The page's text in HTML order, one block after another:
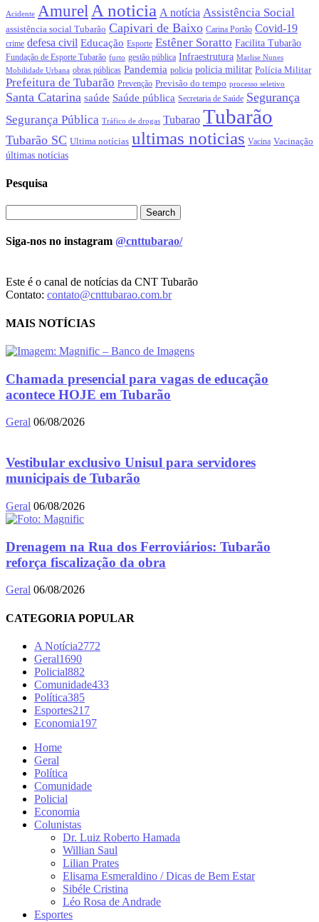
Acidente Amurel A noticia A notícia Assistência Social
assistência social Tubarão Capivari de Baixo Carina Portão Covid-19
crime defesa civil Educação Esporte Estêner Soratto Facilita Tubarão
Fundação de Esporte Tubarão furto gestão pública Infraestrutura Marlise Nunes
Mobilidade Urbana obras públicas Pandemia policia policia militar Polícia Militar
Prefeitura de Tubarão Prevenção Previsão do tempo processo seletivo
Santa Catarina saúde Saúde pública Secretaria de Saúde Segurança
Segurança Pública Tráfico de drogas Tubarao Tubarão
Tubarão SC Ultima notícias ultimas noticias Vacina Vacinação
últimas notícias
Pesquisa
Siga-nos no instagram @cnttubarao/
Este é o canal de notícias da CNT Tubarão
Contato: contato@cnttubarao.com.br
MAIS NOTÍCIAS
Chamada presencial para vagas de educação
acontece HOJE em Tubarão
Geral 06/08/2026
Vestibular exclusivo Unisul para servidores
municipais de Tubarão
Geral 06/08/2026
Drenagem na Rua dos Ferroviários: Tubarão
reforça fiscalização da obra
Geral 06/08/2026
CATEGORIA POPULAR
A Notícia2772
Geral1690
Policial882
Comunidade433
Política385
Esportes217
Economia197
Home
Geral
Política
Comunidade
Policial
Economia
Colunistas
Dr. Luiz Roberto Hamada
Willian Saul
Lilian Prates
Elisama Esmeraldino / Dicas de Bem Estar
Sibéle Cristina
Léo Rosa de Andrade
Esportes